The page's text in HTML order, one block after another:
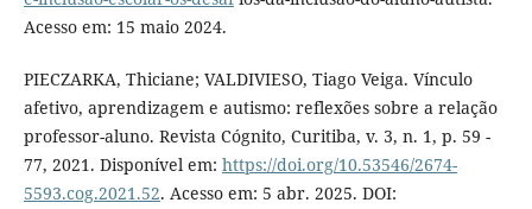
Acesso em: 15 maio 2024.
PIECZARKA, Thiciane; VALDIVIESO, Tiago Veiga. Vínculo
afetivo, aprendizagem e autismo: reflexões sobre a relação
professor-aluno. Revista Cógnito, Curitiba, v. 3, n. 1, p. 59 -
77, 2021. Disponível em: https://doi.org/10.53546/2674-
5593.cog.2021.52. Acesso em: 5 abr. 2025. DOI: